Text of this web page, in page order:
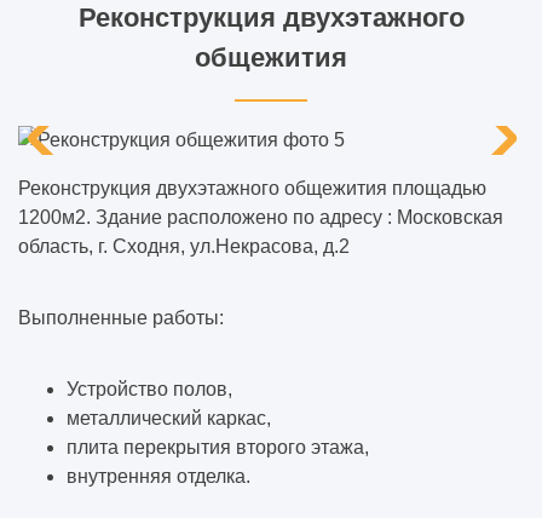
Реконструкция двухэтажного
общежития
Реконструкция двухэтажного общежития площадью
1200м2. Здание расположено по адресу : Московская
область, г. Сходня, ул.Некрасова, д.2
Выполненные работы:
Устройство полов,
металлический каркас,
плита перекрытия второго этажа,
внутренняя отделка.